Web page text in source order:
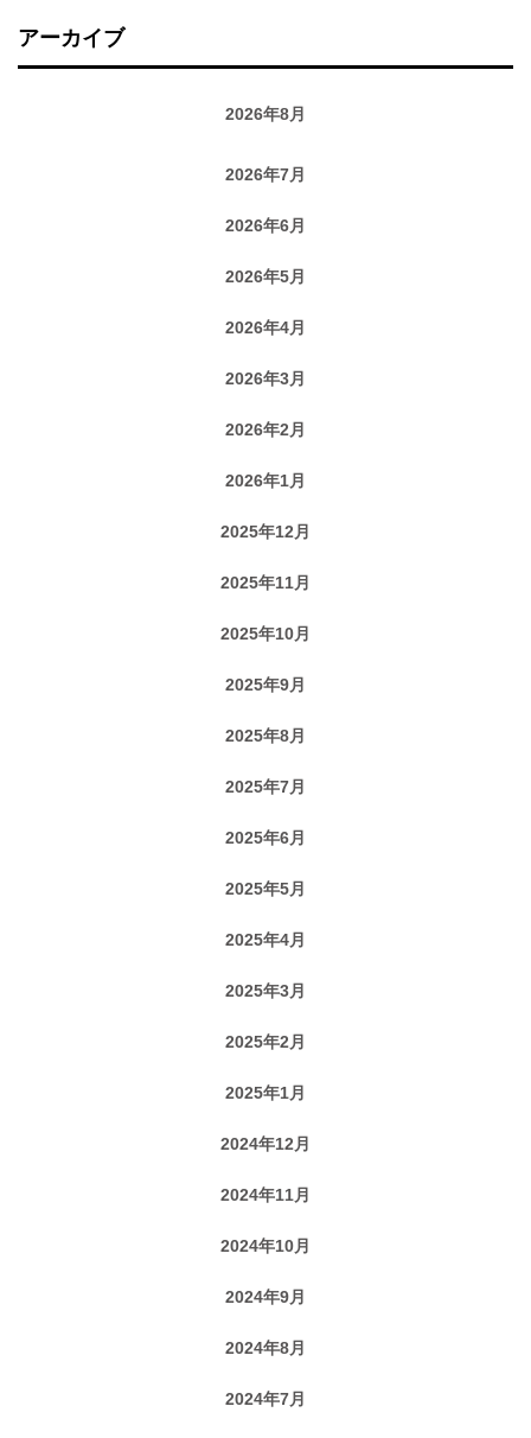
アーカイブ
2026年8月
2026年7月
2026年6月
2026年5月
2026年4月
2026年3月
2026年2月
2026年1月
2025年12月
2025年11月
2025年10月
2025年9月
2025年8月
2025年7月
2025年6月
2025年5月
2025年4月
2025年3月
2025年2月
2025年1月
2024年12月
2024年11月
2024年10月
2024年9月
2024年8月
2024年7月